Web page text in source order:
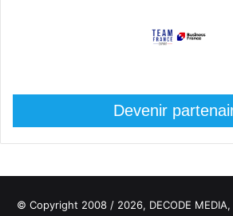
Devenir
© Copyright 2008 / 2026, DECODE